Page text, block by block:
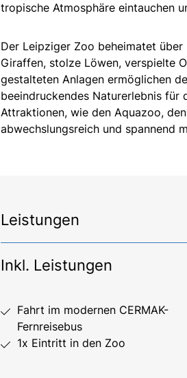
tropische Atmosphäre eintauchen
Der Leipziger Zoo beheimatet
Giraffen, stolze Löwen, verspielte
gestalteten Anlagen ermöglichen
beeindruckendes Naturerlebnis für
Attraktionen, wie den Aquazoo,
abwechslungsreich und spannend
Leistungen
Inkl. Leistungen
Fahrt im modernen CERMAK-
Fernreisebus
1x Eintritt in den Zoo